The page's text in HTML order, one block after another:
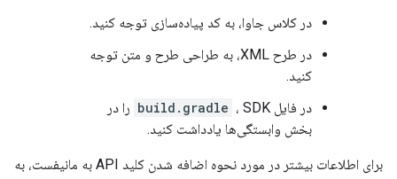
در کلاس جاوا، به کد پیاده‌سازی توجه کنید.
در طرح XML، به طراحی طرح و متن توجه
کنید.
در فایل
build.gradle ، SDK را در
بخش وابستگی‌ها یادداشت کنید.
برای اطلاعات بیشتر در مورد نحوه اضافه شدن کلید API به مانیفست، به